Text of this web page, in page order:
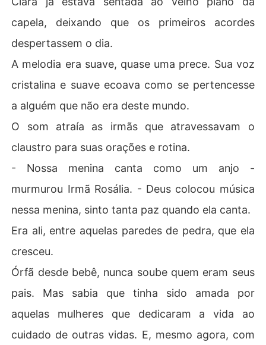
Enquanto Maria Clara transforma a vida da família Alen
castro, um segredo começa a emergir:
A morte da antiga condessa não foi tão simples quanto
capela, deixando que os primeiros acordes
despertassem o dia.
A melodia era suave, quase uma prece. Sua voz
cristalina e suave ecoava como se pertencesse
a alguém que não era deste mundo.
O som atraía as irmãs que atravessavam o
claustro para suas orações e rotina.
- Nossa menina canta como um anjo -
murmurou Irmã Rosália. - Deus colocou música
nessa menina, sinto tanta paz quando ela canta.
Era ali, entre aquelas paredes de pedra, que ela
cresceu.
Órfã desde bebê, nunca soube quem eram seus
pais. Mas sabia que tinha sido amada por
aquelas mulheres que dedicaram a vida ao
cuidado de outras vidas. E, mesmo agora, com